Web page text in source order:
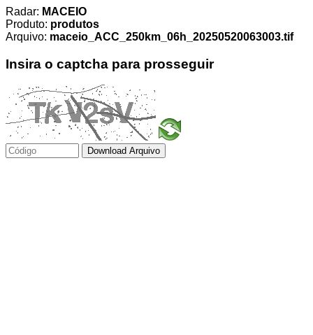
Radar: MACEIO
Produto: produtos
Arquivo: maceio_ACC_250km_06h_20250520063003.tif
Insira o captcha para prosseguir